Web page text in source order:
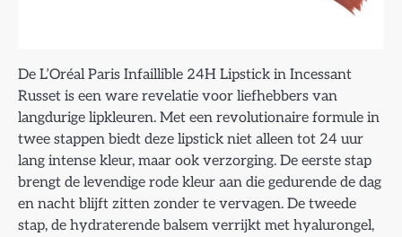
De L’Oréal Paris Infaillible 24H Lipstick in Incessant
Russet is een ware revelatie voor liefhebbers van
langdurige lipkleuren. Met een revolutionaire formule in
twee stappen biedt deze lipstick niet alleen tot 24 uur
lang intense kleur, maar ook verzorging. De eerste stap
brengt de levendige rode kleur aan die gedurende de dag
en nacht blijft zitten zonder te vervagen. De tweede
stap, de hydraterende balsem verrijkt met hyalurongel,